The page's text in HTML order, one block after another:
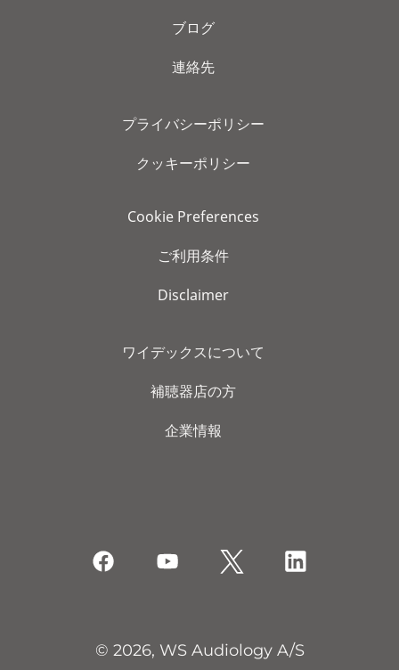
ブログ
連絡先
プライバシーポリシー
クッキーポリシー
Cookie Preferences
ご利用条件
Disclaimer
ワイデックスについて
補聴器店の方
企業情報
© 2026, WS Audiology A/S